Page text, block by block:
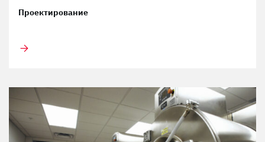
Проектирование